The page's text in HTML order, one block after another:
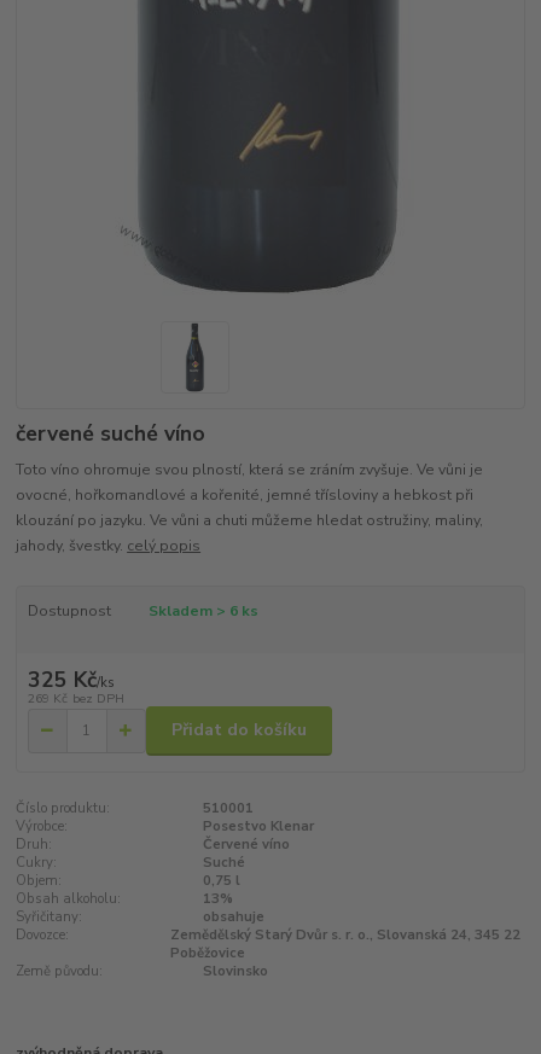
červené suché víno
Toto víno ohromuje svou plností, která se zráním zvyšuje. Ve vůni je
ovocné, hořkomandlové a kořenité, jemné třísloviny a hebkost při
klouzání po jazyku. Ve vůni a chuti můžeme hledat ostružiny, maliny,
jahody, švestky. celý popis
Dostupnost Skladem > 6 ks
325 Kč/ks
269 Kč bez DPH
Přidat do košíku
Číslo produktu:
510001
Výrobce:
Posestvo Klenar
Druh:
Červené víno
Cukry:
Suché
Objem:
0,75 l
Obsah alkoholu:
13%
Syřičitany:
obsahuje
Dovozce:
Zemědělský Starý Dvůr s. r. o., Slovanská 24, 345 22
Poběžovice
Země původu:
Slovinsko